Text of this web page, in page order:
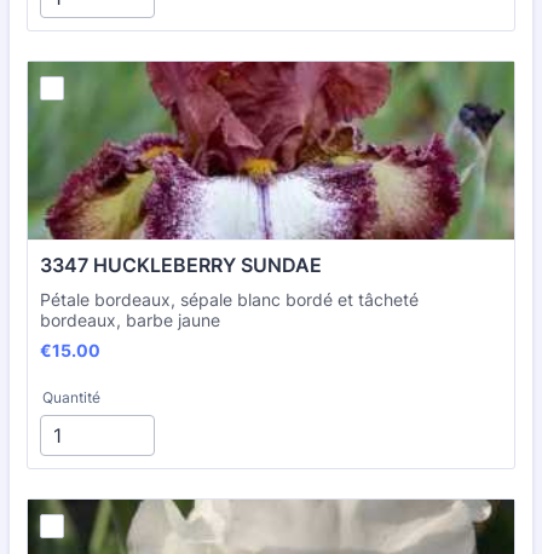
3347 HUCKLEBERRY SUNDAE
Pétale bordeaux, sépale blanc bordé et tâcheté
bordeaux, barbe jaune
€15.00
€15.00
Quantité